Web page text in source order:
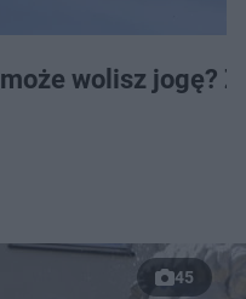
wolisz jogę?
45